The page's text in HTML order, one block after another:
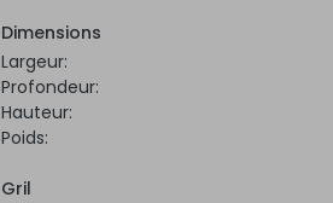
Dimensions
Largeur:
Profondeur:
Hauteur:
Poids:
Gril